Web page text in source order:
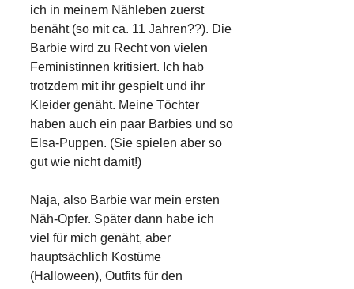
ich in meinem Nähleben zuerst
benäht (so mit ca. 11 Jahren??). Die
Barbie wird zu Recht von vielen
Feministinnen kritisiert. Ich hab
trotzdem mit ihr gespielt und ihr
Kleider genäht. Meine Töchter
haben auch ein paar Barbies und so
Elsa-Puppen. (Sie spielen aber so
gut wie nicht damit!)
Naja, also Barbie war mein ersten
Näh-Opfer. Später dann habe ich
viel für mich genäht, aber
hauptsächlich Kostüme
(Halloween), Outfits für den